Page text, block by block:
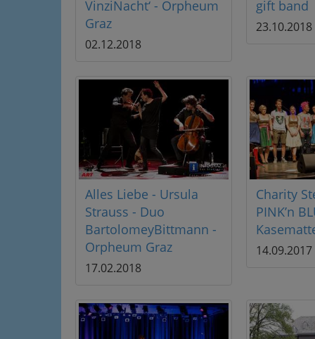
VinziNacht‘ - Orpheum
Graz
02.12.2018
gift band
23.10.2018
Alles Liebe - Ursula
Strauss - Duo
BartolomeyBittmann -
Orpheum Graz
17.02.2018
Charity
PINK’n
14.09.2017